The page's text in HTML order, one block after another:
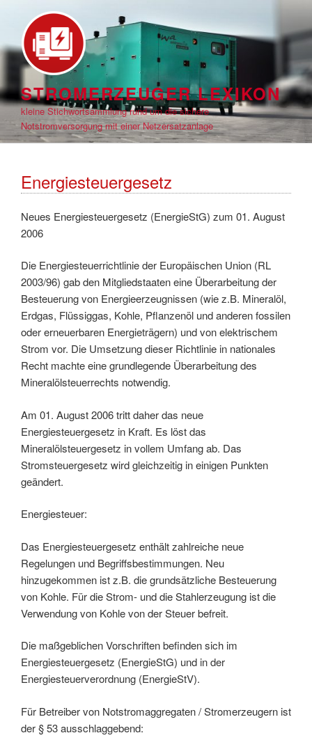
springen
STROMERZEUGER LEXIKON
kleine Stichwortsammlung rund um die sichere
Notstromversorgung mit einer Netzersatzanlage
Energiesteuergesetz
Neues Energiesteuergesetz (EnergieStG) zum 01. August
2006
Die Energiesteuerrichtlinie der Europäischen Union (RL
2003/96) gab den Mitgliedstaaten eine Überarbeitung der
Besteuerung von Energieerzeugnissen (wie z.B. Mineralöl,
Erdgas, Flüssiggas, Kohle, Pflanzenöl und anderen fossilen
oder erneuerbaren Energieträgern) und von elektrischem
Strom vor. Die Umsetzung dieser Richtlinie in nationales
Recht machte eine grundlegende Überarbeitung des
Mineralölsteuerrechts notwendig.
Am 01. August 2006 tritt daher das neue
Energiesteuergesetz in Kraft. Es löst das
Mineralölsteuergesetz in vollem Umfang ab. Das
Stromsteuergesetz wird gleichzeitig in einigen Punkten
geändert.
Energiesteuer:
Das Energiesteuergesetz enthält zahlreiche neue
Regelungen und Begriffsbestimmungen. Neu
hinzugekommen ist z.B. die grundsätzliche Besteuerung
von Kohle. Für die Strom- und die Stahlerzeugung ist die
Verwendung von Kohle von der Steuer befreit.
Die maßgeblichen Vorschriften befinden sich im
Energiesteuergesetz (EnergieStG) und in der
Energiesteuerverordnung (EnergieStV).
Für Betreiber von Notstromaggregaten / Stromerzeugern ist
der § 53 ausschlaggebend: